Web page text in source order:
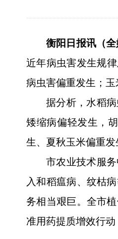
衡阳日报讯（全
近年病虫害发生规
病虫害偏重发生；
据分析，水稻
矮缩病偏轻发生，
生、夏秋玉米偏重发
市农业技术服
入和稻瘟病、纹枯
务相当艰巨。全市
准用药提质增效行